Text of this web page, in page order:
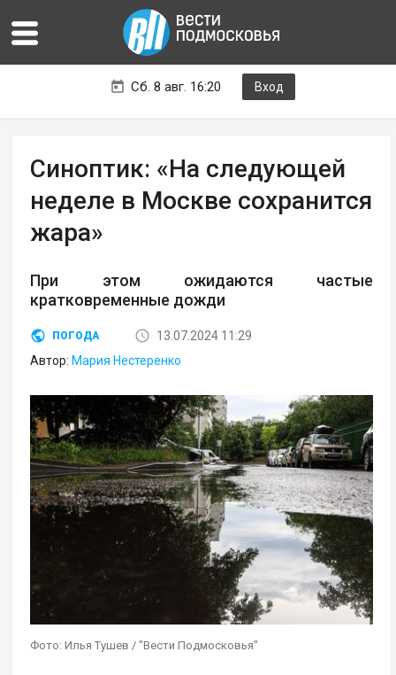
Сб. 8 авг. 16:20 Вход
Синоптик: «На следующей
неделе в Москве сохранится
жара»
При этом ожидаются частые
кратковременные дожди
ПОГОДА
13.07.2024 11:29
Автор: Мария Нестеренко
Фото: Илья Тушев / "Вести Подмосковья"